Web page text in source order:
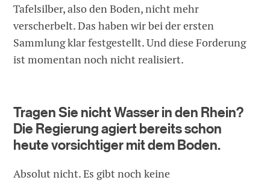
Tafelsilber, also den Boden, nicht mehr
verscherbelt. Das haben wir bei der ersten
Sammlung klar festgestellt. Und diese Forderung
ist momentan noch nicht realisiert.
Tragen Sie nicht Wasser in den Rhein?
Die Regierung agiert bereits schon
heute vorsichtiger mit dem Boden.
Absolut nicht. Es gibt noch keine